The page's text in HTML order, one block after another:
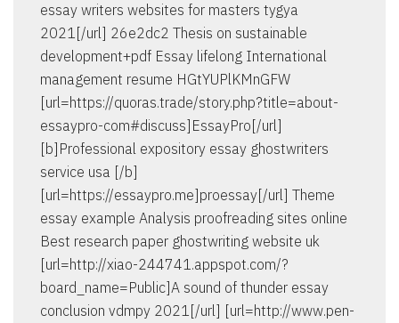
essay writers websites for masters tygya
2021[/url] 26e2dc2 Thesis on sustainable
development+pdf Essay lifelong International
management resume HGtYUPlKMnGFW
[url=https://quoras.trade/story.php?title=about-
essaypro-com#discuss]EssayPro[/url]
[b]Professional expository essay ghostwriters
service usa [/b]
[url=https://essaypro.me]proessay[/url] Theme
essay example Analysis proofreading sites online
Best research paper ghostwriting website uk
[url=http://xiao-244741.appspot.com/?
board_name=Public]A sound of thunder essay
conclusion vdmpy 2021[/url] [url=http://www.pen-